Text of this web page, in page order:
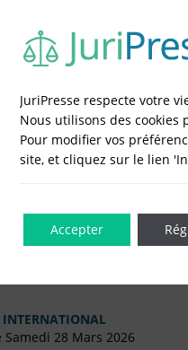
Autre Département (Arrivée)
13 Mai 2016
(SARL)
PUBLIÉES EN
28 Mars 2026
JuriPresse respecte votre
Nous utilisons des
Pour modifier vos
site, et cliquez sur le lien
Accepter